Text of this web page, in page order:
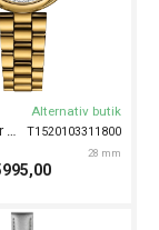
T1520103311800
28 mm
TISSOT Desir 28mm
Alternativ butik